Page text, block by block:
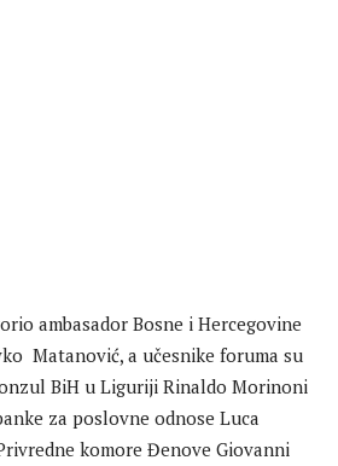
ambasador Bosne i Hercegovine
Matanović, a učesnike foruma su
BiH u Liguriji Rinaldo Morinoni
za poslovne odnose Luca
komore Đenove Giovanni